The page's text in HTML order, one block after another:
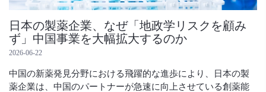
日本の製薬企業、なぜ「地政学リスクを顧み
ず」中国事業を大幅拡大するのか
2026-06-22
中国の新薬発見分野における飛躍的な進歩により、日本の製
薬企業は、中国のパートナーが急速に向上させている創薬能